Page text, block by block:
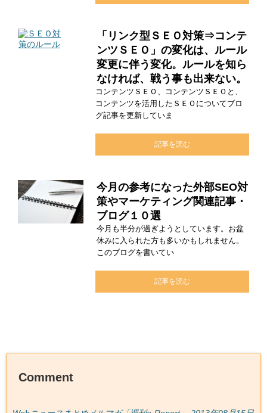
「リンク型ＳＥＯ対策⇒コンテ
ンツＳＥＯ」の変化は、ルール
変更に伴う変化。ルールを知ら
なければ、戦う事も出来ない。
コンテンツＳＥＯ、コンテンツＳＥＯと、
コンテンツを活用したＳＥＯについてブロ
グ記事を更新していま
記事を読む
今月の参考になった外部SEO対
策やマーケティング関連記事・
ブログ１０選
今月も半分が過ぎようとしています。お盆
休みに入られた方も多いかもしれません。
このブログを書いてい
記事を読む
Comment